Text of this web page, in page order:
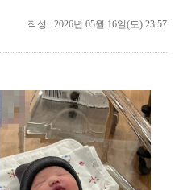
움 가득한 표정
'서준맘' 박세미, 열애 중 최초 고백 "1살 연하…연…
지북 체크
부터 더워요
시애틀 투수 스파이어, 빈볼 던져 벤치 클리어링 유발 …
작성 : 2026년 05월 16일(토) 23:57